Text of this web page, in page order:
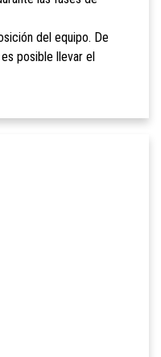
del equipo. De
posible llevar el